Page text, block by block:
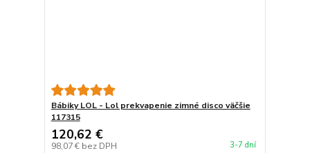
Bábiky LOL - Lol prekvapenie zimné disco väčšie
117315
120,62 €
98,07 € bez DPH 3-7 dní